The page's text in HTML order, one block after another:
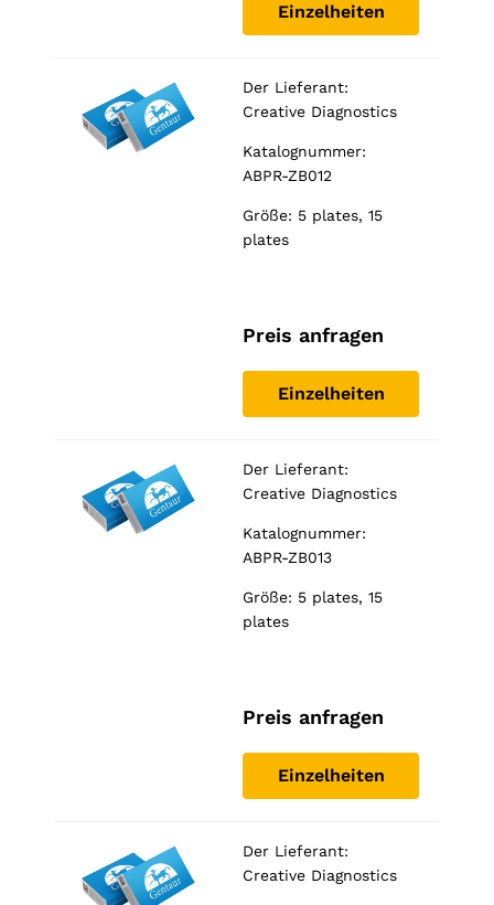
Einzelheiten
Der Lieferant:
Creative Diagnostics
Katalognummer:
ABPR-ZB012
Größe: 5 plates, 15
plates
Preis anfragen
Einzelheiten
Der Lieferant:
Creative Diagnostics
Katalognummer:
ABPR-ZB013
Größe: 5 plates, 15
plates
Preis anfragen
Einzelheiten
Der Lieferant:
Creative Diagnostics